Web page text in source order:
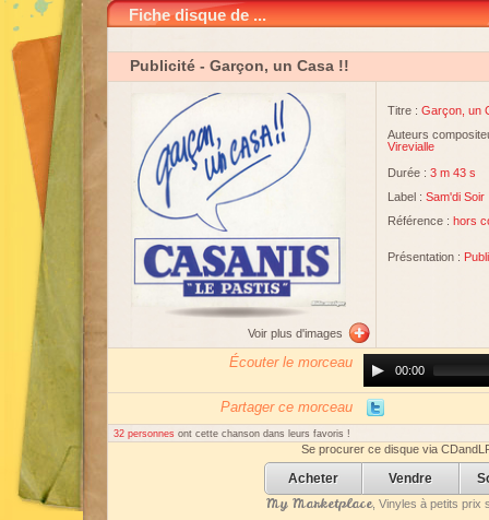
Fiche disque de ...
Publicité - Garçon, un Casa !!
Voir plus d'images
Titre : Garçon, un
Auteurs
Virevialle
Durée : 3 m 43 s
Label : Sam'di Soir
Référence : hors
Présentation :
Écouter le morceau
Player00:00
Partager ce morceau
32 personnes ont cette chanson dans leurs favoris !
Se procurer ce disque via
Acheter Vendre
My Marketplace, Vinyles à petits prix